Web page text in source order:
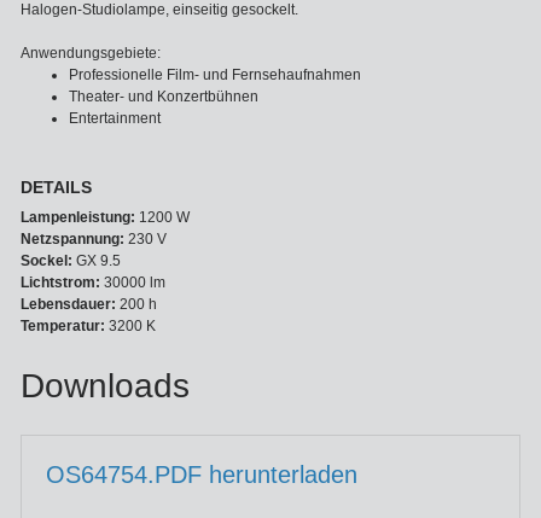
Halogen-Studiolampe, einseitig gesockelt.
Anwendungsgebiete:
Professionelle Film- und Fernsehaufnahmen
Theater- und Konzertbühnen
Entertainment
DETAILS
Lampenleistung: 1200 W
Netzspannung: 230 V
Sockel: GX 9.5
Lichtstrom: 30000 lm
Lebensdauer: 200 h
Temperatur: 3200 K
Downloads
OS64754.PDF herunterladen